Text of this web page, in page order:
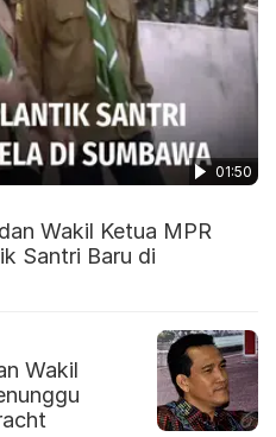
01:50
Wakil Ketua MPR
Santri Baru di
Wakil